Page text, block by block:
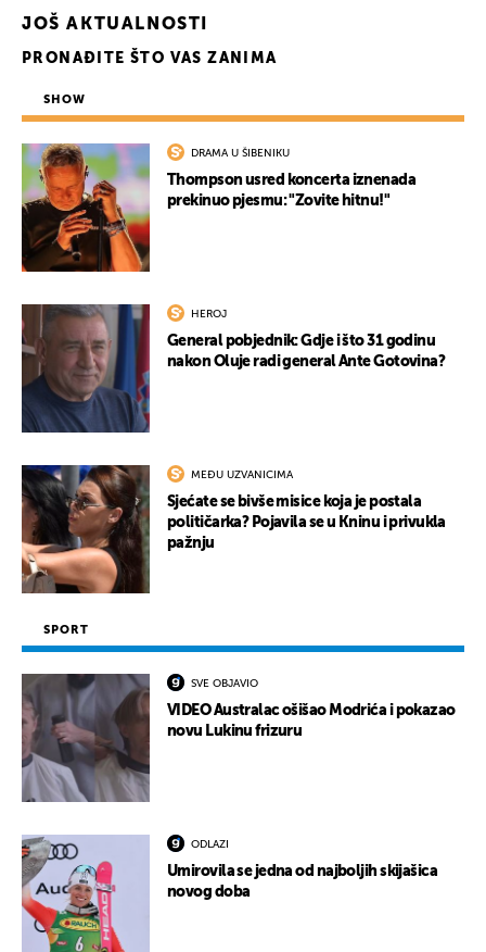
JOŠ AKTUALNOSTI
PRONAĐITE ŠTO VAS ZANIMA
SHOW
DRAMA U ŠIBENIKU
Thompson usred koncerta iznenada
prekinuo pjesmu: "Zovite hitnu!"
HEROJ
General pobjednik: Gdje i što 31 godinu
nakon Oluje radi general Ante Gotovina?
MEĐU UZVANICIMA
Sjećate se bivše misice koja je postala
političarka? Pojavila se u Kninu i privukla
pažnju
SPORT
SVE OBJAVIO
VIDEO Australac ošišao Modrića i pokazao
novu Lukinu frizuru
ODLAZI
Umirovila se jedna od najboljih skijašica
novog doba